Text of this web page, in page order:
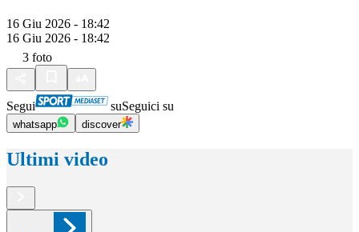
16 Giu 2026 - 18:42
16 Giu 2026 - 18:42
3 foto
Segui suSeguici su
whatsapp discover
Ultimi video